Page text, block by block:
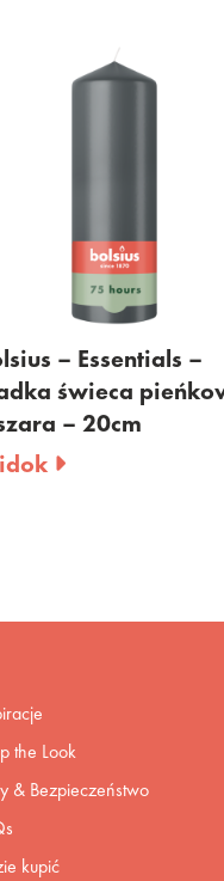
– Essentials –
świeca pieńkowa
– 20cm
the Look
& Bezpieczeństwo
kupić